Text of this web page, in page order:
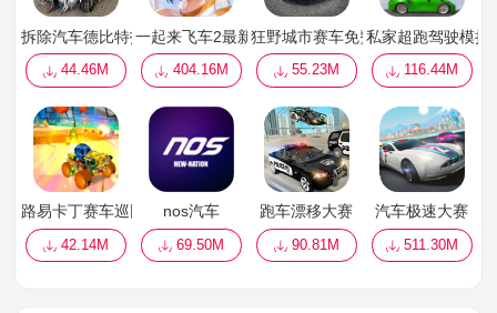
拆除汽车德比特技
44.46M
一起来飞车2最新版本
404.16M
狂野城市赛车免费版
55.23M
私家超跑驾驶模拟
116.44M
路易卡丁赛车巡回赛
42.14M
nos汽车
69.50M
跑车漂移大赛
90.81M
汽车极速大赛
511.30M